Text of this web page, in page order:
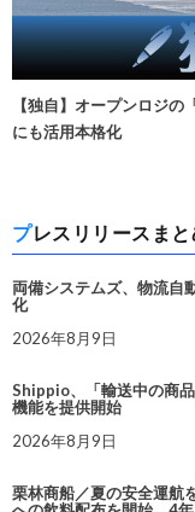
【独自】オープンロジ
にも活用本格化
プレスリリースま
両備システムズ、物流自
化
2026年8月9日
Shippio、「輸送中の商
機能を提供開始
2026年8月9日
栗林商船／夏の安全運航